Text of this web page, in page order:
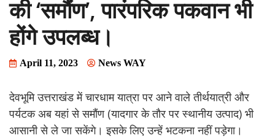
की ‘समौंण’, पारंपरिक पकवान भी
होंगे उपलब्ध।
April 11, 2023 News WAY
देवभूमि उत्तराखंड में चारधाम यात्रा पर आने वाले तीर्थयात्री और
पर्यटक अब यहां से समौंण (यादगार के तौर पर स्थानीय उत्पाद) भी
आसानी से ले जा सकेंगे। इसके लिए उन्हें भटकना नहीं पड़ेगा।